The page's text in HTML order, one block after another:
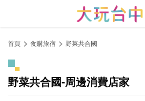
首頁 食購旅宿 野菜共合國
野菜共合國-周邊消費店家